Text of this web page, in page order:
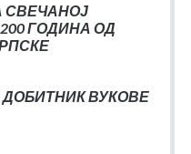
СВЕЧАНОЈ
ГОДИНА ОД
ВУКОВЕ